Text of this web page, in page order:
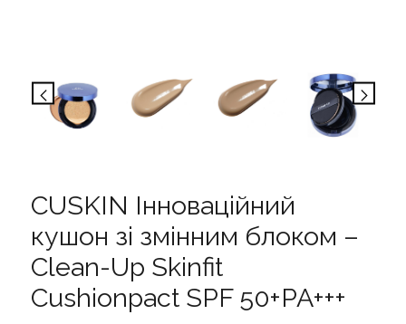
CUSKIN Інноваційний
кушон зі змінним блоком –
Clean-Up Skinfit
Cushionpact SPF 50+PA+++